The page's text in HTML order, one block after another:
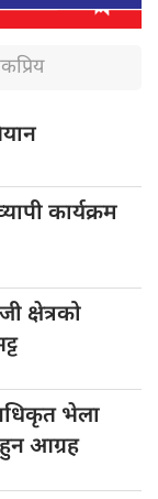
कार्यक्रम
क्षेत्रको
भेला
आग्रह